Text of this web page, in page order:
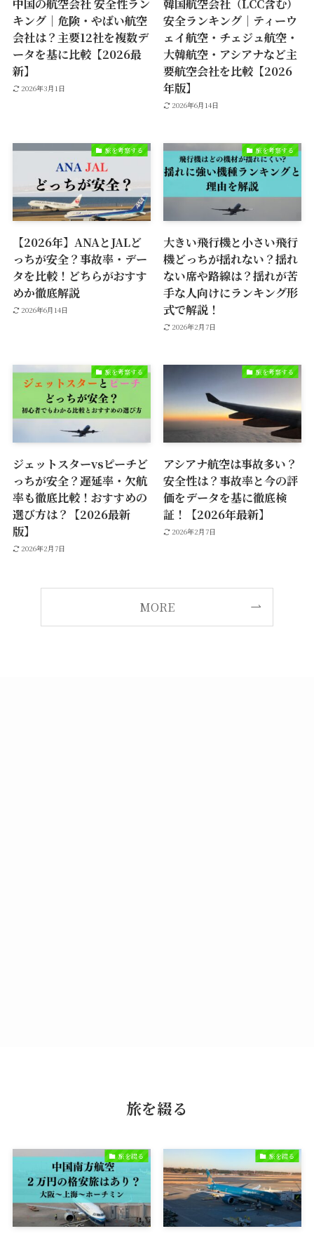
中国の航空会社 安全性ラン
キング｜危険・やばい航空
会社は？主要12社を複数デ
ータを基に比較【2026最
新】
2026年3月1日
韓国航空会社（LCC含む）
安全ランキング｜ティーウ
ェイ航空・チェジュ航空・
大韓航空・アシアナなど主
要航空会社を比較【2026
年版】
2026年6月14日
旅を考察する
【2026年】ANAとJALど
っちが安全？事故率・デー
タを比較！どちらがおすす
めか徹底解説
2026年6月14日
旅を考察する
大きい飛行機と小さい飛行
機どっちが揺れない？揺れ
ない席や路線は？揺れが苦
手な人向けにランキング形
式で解説！
2026年2月7日
旅を考察する
ジェットスターvsピーチど
っちが安全？遅延率・欠航
率も徹底比較！おすすめの
選び方は？【2026最新
版】
2026年2月7日
旅を考察する
アシアナ航空は事故多い？
安全性は？事故率と今の評
価をデータを基に徹底検
証！【2026年最新】
2026年2月7日
MORE
旅を綴る
旅を綴る 旅を綴る